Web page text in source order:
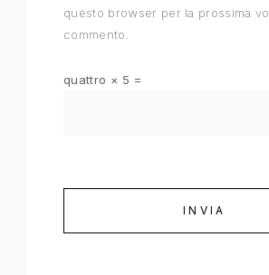
questo browser per la prossima
commento.
quattro × 5 =